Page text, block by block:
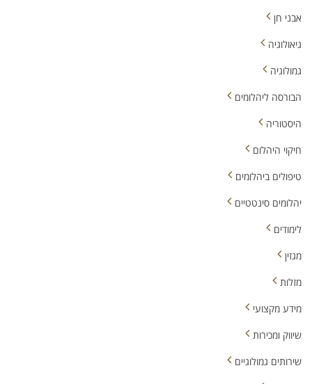
אבני חן
גיאולוגיה
גמולוגיה
הבורסה ליהלומים
היסטוריה
חיקוי היהלום
טיפולים ביהלומים
יהלומים סינטטיים
לימודים
מגזין
מזלות
מידע מקצועי
שיווק ומכירות
שירותים גמולוגיים